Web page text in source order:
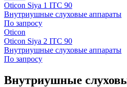
Oticon Siya 1 IТC 90
Внутриушные слуховые аппараты
По запросу
Oticon
Oticon Siya 2 IТC 90
Внутриушные слуховые аппараты
По запросу
Внутриушные